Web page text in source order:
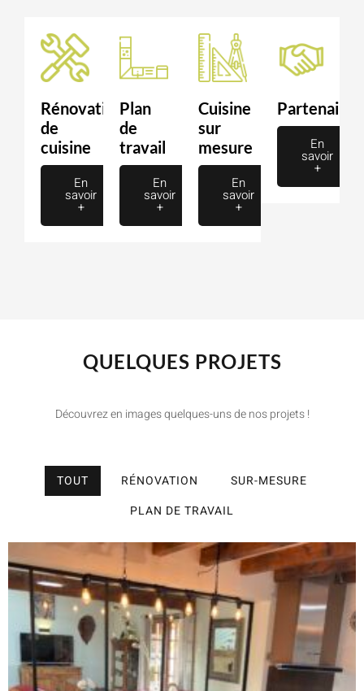
Rénovation
de
cuisine
En
savoir
+
Plan
de
travail
En
savoir
+
Cuisine
sur
mesure
En
savoir
+
Partenaire
En
savoir
+
QUELQUES PROJETS
Découvrez en images quelques-uns de nos projets !
TOUT RÉNOVATION
SUR-MESURE
PLAN DE TRAVAIL